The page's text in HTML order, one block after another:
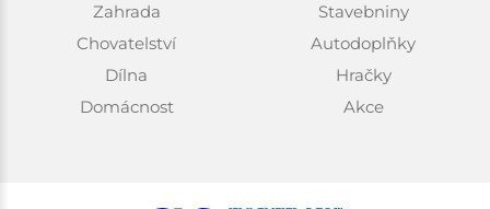
Zahrada
Chovatelství
Dílna
Domácnost
Stavebniny
Autodoplňky
Hračky
Akce